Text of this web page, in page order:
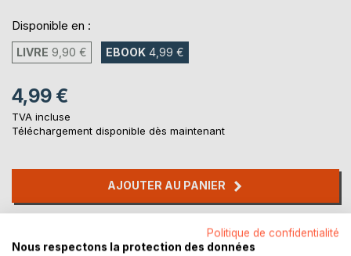
Disponible en :
LIVRE 9,90 € EBOOK 4,99 €
4,99 €
TVA incluse
Téléchargement disponible dès maintenant
AJOUTER AU PANIER
Laisser un avis
Politique de confidentialité
Nous respectons la protection des données